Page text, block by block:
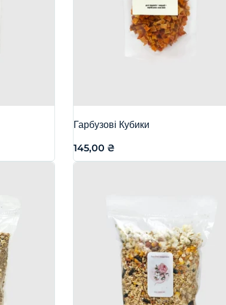
Гарбузові Кубики
145,00 ₴